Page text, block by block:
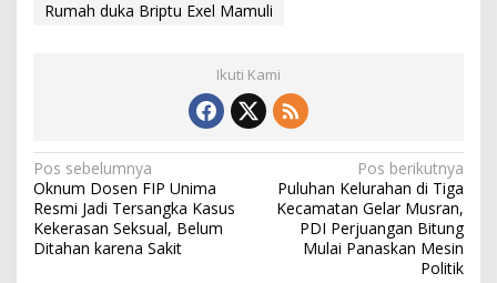
Rumah duka Briptu Exel Mamuli
Ikuti Kami
Navigasi
pos
Pos sebelumnya
Oknum Dosen FIP Unima
Resmi Jadi Tersangka Kasus
Kekerasan Seksual, Belum
Ditahan karena Sakit
Pos berikutnya
Puluhan Kelurahan di Tiga
Kecamatan Gelar Musran,
PDI Perjuangan Bitung
Mulai Panaskan Mesin
Politik